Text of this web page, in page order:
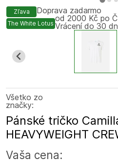
Zľava
The White Lotus
Všetko zo
značky:
Pánské tričko
HEAVYWEIGHT
Vaša cena:
Doprava zadarmo
od 2000 Kč po
Vrácení do 30